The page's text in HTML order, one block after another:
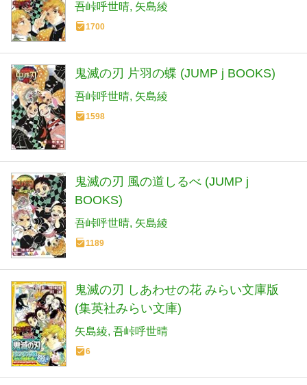
吾峠呼世晴 矢島綾
1700
鬼滅の刃 片羽の蝶 (JUMP j BOOKS)
吾峠呼世晴 矢島綾
1598
鬼滅の刃 風の道しるべ (JUMP j
BOOKS)
吾峠呼世晴 矢島綾
1189
鬼滅の刃 しあわせの花 みらい文庫版
(集英社みらい文庫)
矢島綾 吾峠呼世晴
6